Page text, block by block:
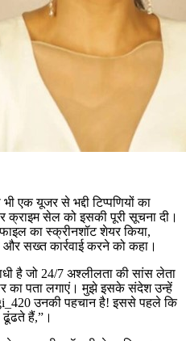
एक यूजर से भद्दी टिप्पणियों का
क्राइम सेल को इसकी पूरी सूचना दी।
का स्क्रीनशॉट शेयर किया,
और सख्त कार्रवाई करने को कहा।
है जो 24/7 अश्लीलता की सांस लेता
का पता लगाएं। मुझे इसके संदेश उन्हें
उनकी पहचान है! इससे पहले कि
हैं,”।